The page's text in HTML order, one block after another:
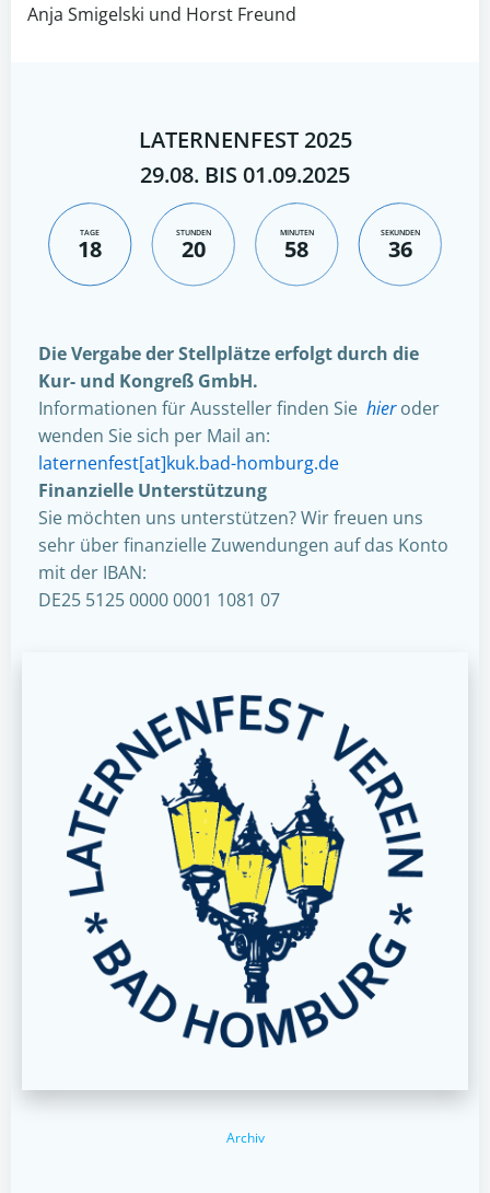
Anja Smigelski und Horst Freund
LATERNENFEST 2025
29.08. BIS 01.09.2025
TAGE
18
STUNDEN
20
MINUTEN
58
SEKUNDEN
34
Die Vergabe der Stellplätze erfolgt durch die
Kur- und Kongreß GmbH.
Informationen für Aussteller finden Sie hieroder
wenden Sie sich per Mail an:
laternenfest[at]kuk.bad-homburg.de
Finanzielle Unterstützung
Sie möchten uns unterstützen? Wir freuen uns
sehr über finanzielle Zuwendungen auf das Konto
mit der IBAN:
DE25 5125 0000 0001 1081 07
Archiv